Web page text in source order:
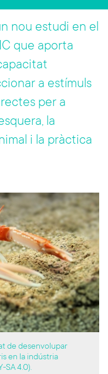
nou estudi en el
que aporta
a estímuls
per a
la
i la pràctica
de desenvolupar
en la indústria
SA 4.0).